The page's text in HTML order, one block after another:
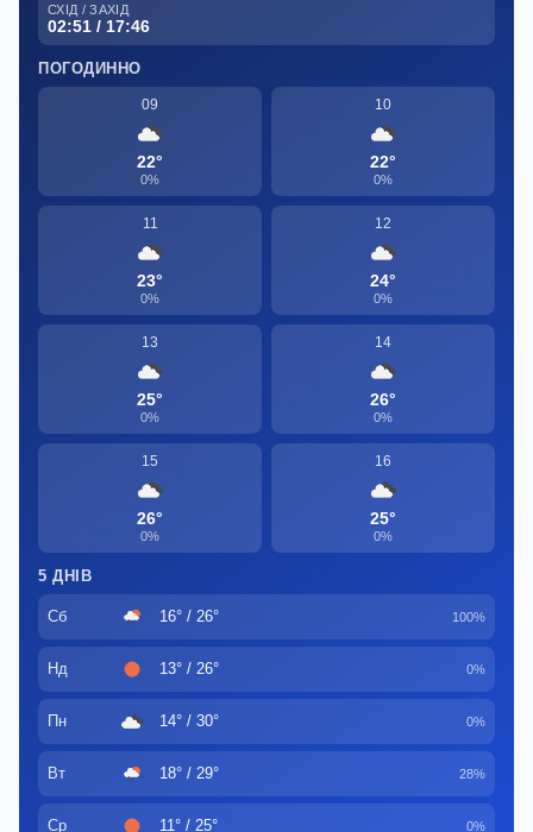
СХІД / ЗАХІД
02:51 / 17:46
ПОГОДИННО
09
22°
0%
10
22°
0%
11
23°
0%
12
24°
0%
13
25°
0%
14
26°
0%
15
26°
0%
16
25°
0%
5 ДНІВ
Сб 16° / 26° 100%
Нд 13° / 26° 0%
Пн 14° / 30° 0%
Вт 18° / 29° 28%
Ср 11° / 25° 0%